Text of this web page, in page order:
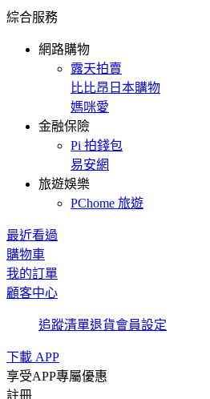
綜合服務
網路購物
露天拍賣
比比昂日本購物
媽咪愛
金融保險
Pi 拍錢包
易安網
旅遊娛樂
PChome 旅遊
最近看過
購物車
我的訂單
顧客中心
追蹤清單退貨會員設定
下載 APP
享受APP專屬優惠
註冊